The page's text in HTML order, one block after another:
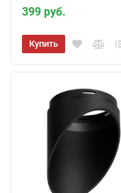
399 руб.
Купить